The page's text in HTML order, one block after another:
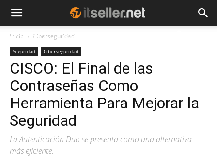
NOTICIAS TENDENCIAS
Inicio Ciberseguridad
Seguridad Ciberseguridad
CISCO: El Final de las
Contraseñas Como
Herramienta Para Mejorar la
Seguridad
La Autenticación Duo se presenta como una alternativa
más eficiente.